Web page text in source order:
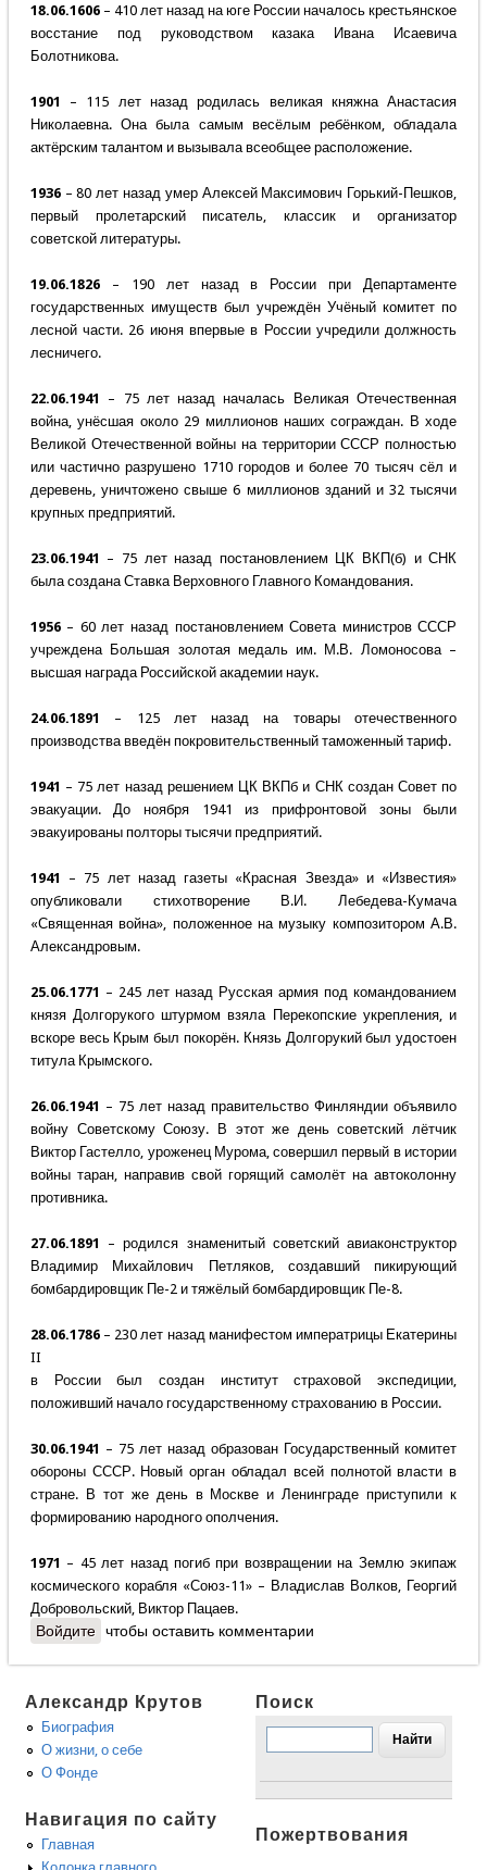
18.06.1606 – 410 лет назад на юге России началось крестьянское
восстание под руководством казака Ивана Исаевича
Болотникова.
1901
– 115 лет назад родилась великая княжна Анастасия
Николаевна. Она была самым весёлым ребёнком, обладала
актёрским талантом и вызывала всеобщее расположение.
1936 – 80 лет назад умер Алексей Максимович Горький-Пешков,
первый пролетарский писатель, классик и организатор
советской литературы.
19.06.1826 – 190 лет назад в России при Департаменте
государственных имуществ был учреждён Учёный комитет по
лесной части. 26 июня впервые в России учредили должность
лесничего.
22.06.1941 – 75 лет назад началась Великая Отечественная
война, унёсшая около 29 миллионов наших сограждан. В ходе
Великой Отечественной войны на территории СССР полностью
или частично разрушено 1710 городов и более 70 тысяч сёл и
деревень, уничтожено свыше 6 миллионов зданий и 32 тысячи
крупных предприятий.
23.06.1941 – 75 лет назад постановлением ЦК ВКП(б) и СНК
была создана Ставка Верховного Главного Командования.
1956 – 60 лет назад постановлением Совета министров СССР
учреждена Большая золотая медаль им. М.В. Ломоносова –
высшая награда Российской академии наук.
24.06.1891 – 125 лет назад на товары отечественного
производства введён покровительственный таможенный тариф.
1941 – 75 лет назад решением ЦК ВКПб и СНК создан Совет по
эвакуации. До ноября 1941 из прифронтовой зоны были
эвакуированы полторы тысячи предприятий.
1941 – 75 лет назад газеты «Красная Звезда» и «Известия»
опубликовали стихотворение В.И. Лебедева-Кумача
«Священная война», положенное на музыку композитором А.В.
Александровым.
25.06.1771 – 245 лет назад Русская армия под командованием
князя Долгорукого штурмом взяла Перекопские укрепления, и
вскоре весь Крым был покорён. Князь Долгорукий был удостоен
титула Крымского.
26.06.1941 – 75 лет назад правительство Финляндии объявило
войну Советскому Союзу. В этот же день советский лётчик
Виктор Гастелло, уроженец Мурома, совершил первый в истории
войны таран, направив свой горящий самолёт на автоколонну
противника.
27.06.1891 – родился знаменитый советский авиаконструктор
Владимир Михайлович Петляков, создавший пикирующий
бомбардировщик Пе-2 и тяжёлый бомбардировщик Пе-8.
28.06.1786 – 230 лет назад манифестом императрицы Екатерины
II
в России был создан институт страховой экспедиции,
положивший начало государственному страхованию в России.
30.06.1941 – 75 лет назад образован Государственный комитет
обороны СССР. Новый орган обладал всей полнотой власти в
стране. В тот же день в Москве и Ленинграде приступили к
формированию народного ополчения.
1971 – 45 лет назад погиб при возвращении на Землю экипаж
космического корабля «Союз-11» – Владислав Волков, Георгий
Добровольский, Виктор Пацаев.
Войдите чтобы оставить комментарии
Александр Крутов
Биография
О жизни, о себе
О Фонде
Навигация по сайту
Главная
Поиск
Пожертвования